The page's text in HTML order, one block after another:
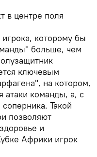
в центре поля
игрока, которому бы
больше, чем
ключевым
на котором,
атаки команды, а, с
Такой
позволяют
и
Африки игрок